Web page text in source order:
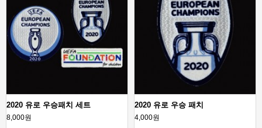
2020 유로 우승패치 세트
8,000원
2020 유로 우승 패치
4,000원